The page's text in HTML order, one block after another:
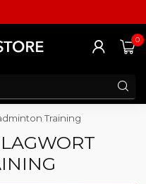
0
Training